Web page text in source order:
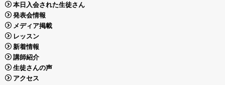
本日入会された生徒さん
発表会情報
メディア掲載
レッスン
新着情報
講師紹介
生徒さんの声
アクセス